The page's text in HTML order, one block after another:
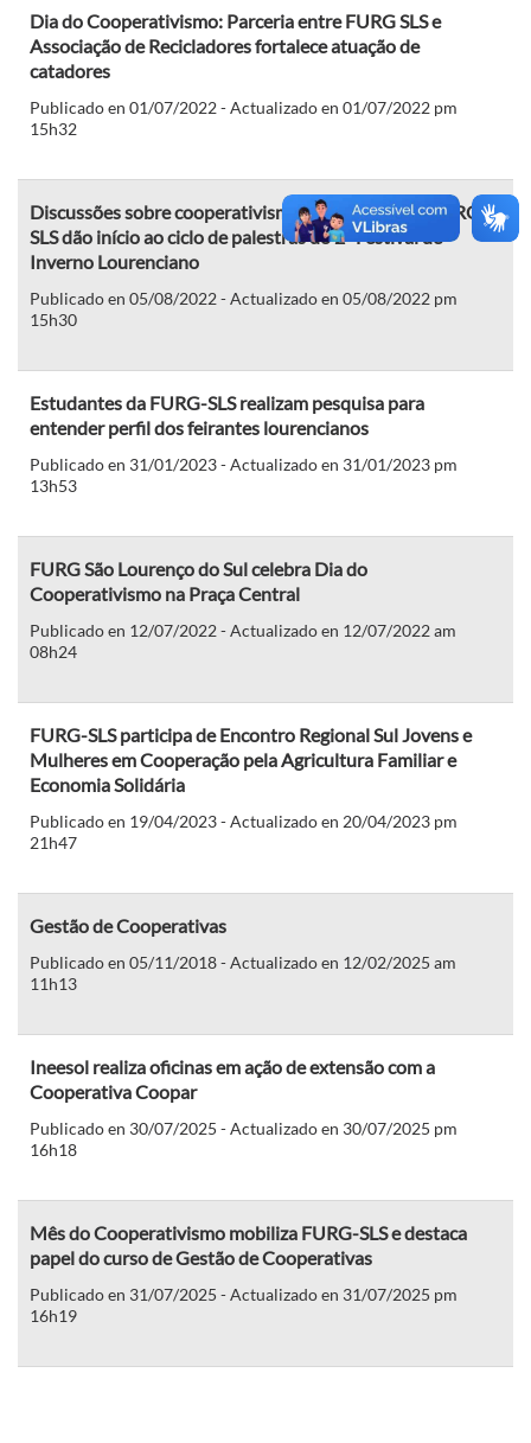
Dia do Cooperativismo: Parceria entre FURG SLS e
Associação de Recicladores fortalece atuação de
catadores
Publicado en 01/07/2022 - Actualizado en 01/07/2022 pm
15h32
Discussões sobre cooperativismo propostas pela FURG-
SLS dão início ao ciclo de palestras do 2º Festival de
Inverno Lourenciano
Publicado en 05/08/2022 - Actualizado en 05/08/2022 pm
15h30
Estudantes da FURG-SLS realizam pesquisa para
entender perfil dos feirantes lourencianos
Publicado en 31/01/2023 - Actualizado en 31/01/2023 pm
13h53
FURG São Lourenço do Sul celebra Dia do
Cooperativismo na Praça Central
Publicado en 12/07/2022 - Actualizado en 12/07/2022 am
08h24
FURG-SLS participa de Encontro Regional Sul Jovens e
Mulheres em Cooperação pela Agricultura Familiar e
Economia Solidária
Publicado en 19/04/2023 - Actualizado en 20/04/2023 pm
21h47
Gestão de Cooperativas
Publicado en 05/11/2018 - Actualizado en 12/02/2025 am
11h13
Ineesol realiza oficinas em ação de extensão com a
Cooperativa Coopar
Publicado en 30/07/2025 - Actualizado en 30/07/2025 pm
16h18
Mês do Cooperativismo mobiliza FURG-SLS e destaca
papel do curso de Gestão de Cooperativas
Publicado en 31/07/2025 - Actualizado en 31/07/2025 pm
16h19